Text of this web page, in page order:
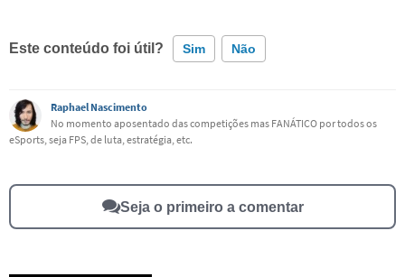
Este conteúdo foi útil? Sim Não
Este conteúdo contém informação incorreta
Este conteúdo não tem a informação que procuro
Raphael Nascimento
No momento aposentado das competições mas FANÁTICO por todos os
eSports, seja FPS, de luta, estratégia, etc.
Seja o primeiro a comentar